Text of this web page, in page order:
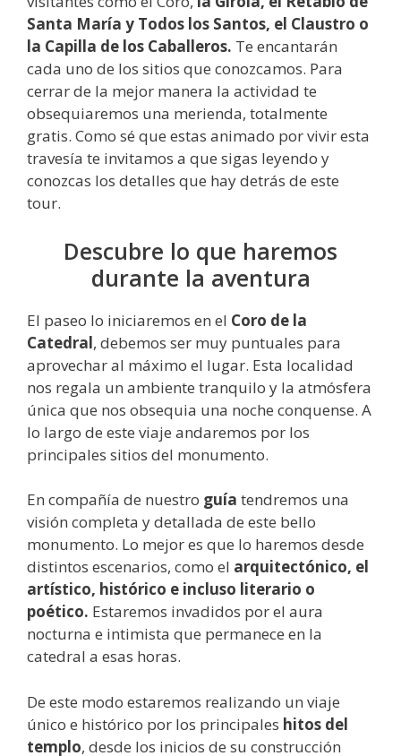
Santa María y Todos los Santos, el Claustro o
la Capilla de los Caballeros. Te encantarán
cada uno de los sitios que conozcamos. Para
cerrar de la mejor manera la actividad te
obsequiaremos una merienda, totalmente
gratis. Como sé que estas animado por vivir esta
travesía te invitamos a que sigas leyendo y
conozcas los detalles que hay detrás de este
tour.
Descubre lo que haremos
durante la aventura
El paseo lo iniciaremos en el Coro de la
Catedral, debemos ser muy puntuales para
aprovechar al máximo el lugar. Esta localidad
nos regala un ambiente tranquilo y la atmósfera
única que nos obsequia una noche conquense. A
lo largo de este viaje andaremos por los
principales sitios del monumento.
En compañía de nuestro guía tendremos una
visión completa y detallada de este bello
monumento. Lo mejor es que lo haremos desde
distintos escenarios, como el arquitectónico, el
artístico, histórico e incluso literario o
poético. Estaremos invadidos por el aura
nocturna e intimista que permanece en la
catedral a esas horas.
De este modo estaremos realizando un viaje
único e histórico por los principales hitos del
templo, desde los inicios de su construcción